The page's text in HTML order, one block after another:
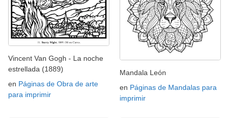
Vincent Van Gogh - La noche
estrellada (1889)
en Páginas de Obra de arte
para imprimir
Mandala León
en Páginas de Mandalas para
imprimir